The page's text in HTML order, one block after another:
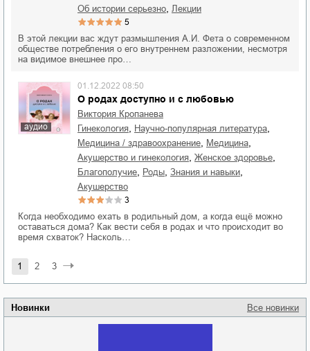
Новинки Все новинки
об истории серьезно лекции
5
В этой лекции вас ждут размышления А.И. Фета о современном
обществе потребления о его внутреннем разложении, несмотря
на видимое внешнее про…
аудио
О родах доступно и с любовью
01.12.2022 08:50
Виктория Кропанева
гинекология
научно-популярная литература
медицина / здравоохранение медицина
акушерство и гинекология женское здоровье
благополучие роды знания и навыки
Акушерство
3
Когда необходимо ехать в родильный дом, а когда ещё можно
оставаться дома? Как вести себя в родах и что происходит во
время схваток? Насколь…
1 2 3